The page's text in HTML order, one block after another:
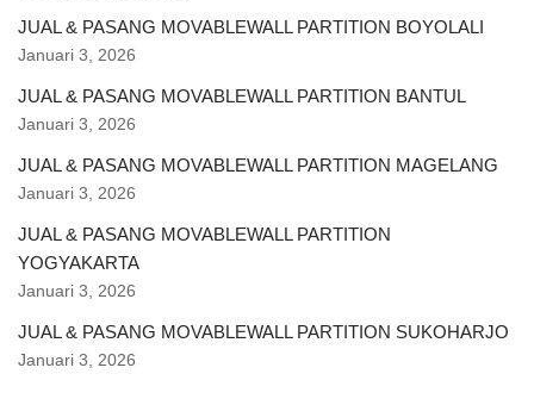
JUAL & PASANG MOVABLEWALL PARTITION BOYOLALI
Januari 3, 2026
JUAL & PASANG MOVABLEWALL PARTITION BANTUL
Januari 3, 2026
JUAL & PASANG MOVABLEWALL PARTITION MAGELANG
Januari 3, 2026
JUAL & PASANG MOVABLEWALL PARTITION
YOGYAKARTA
Januari 3, 2026
JUAL & PASANG MOVABLEWALL PARTITION SUKOHARJO
Januari 3, 2026